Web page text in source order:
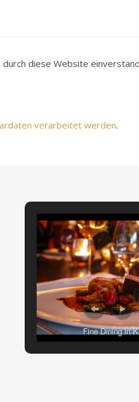
diese Website
verarbeitet werden.
Fine Dining in